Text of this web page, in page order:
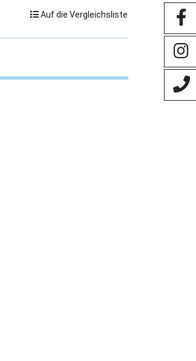
Auf die Vergleichsliste